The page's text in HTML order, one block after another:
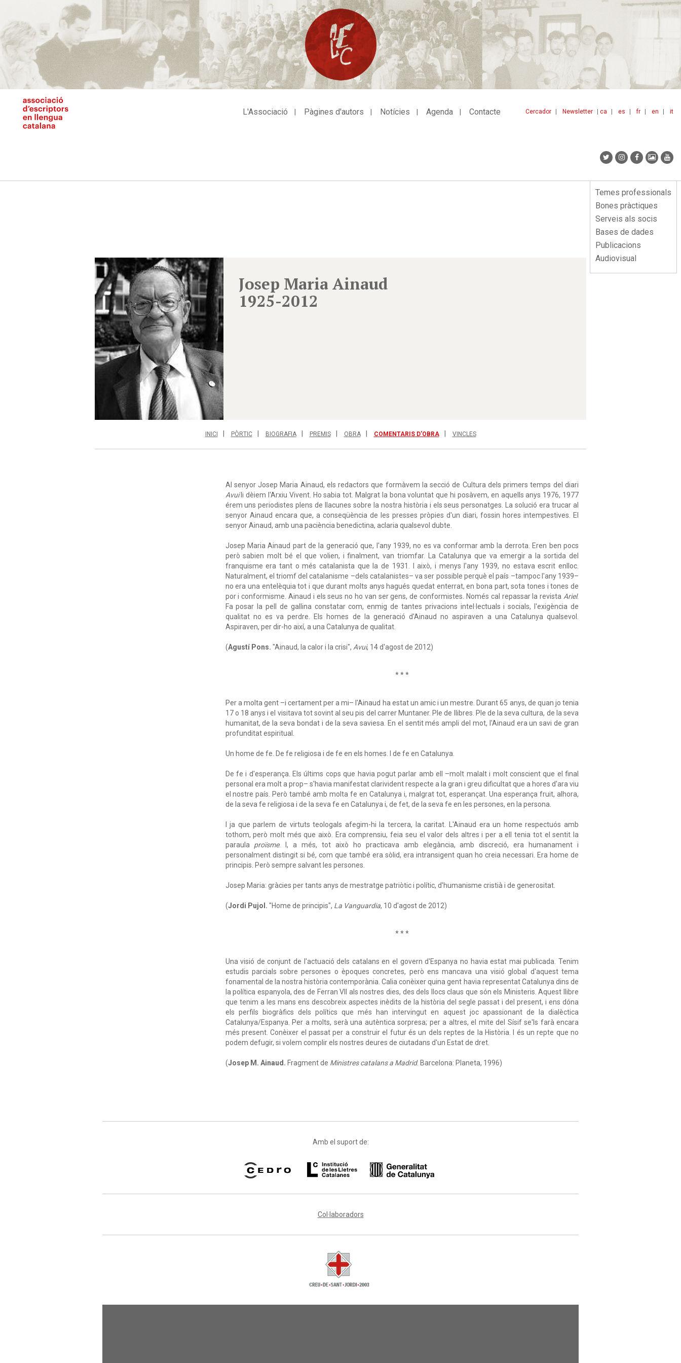
contingut
ca es fr en it
Cercador Newsletter
L'Associació Pàgines d'autors Notícies Agenda Contacte
Menu
lateral
Temes professionals
Bones pràctiques
Serveis als socis
Bases de dades
Publicacions
Audiovisual
Josep Maria Ainaud
1925-2012
INICI PÒRTIC BIOGRAFIA PREMIS OBRA COMENTARIS D'OBRA VINCLES
Al senyor Josep Maria Ainaud, els redactors que formàvem la secció de Cultura dels primers temps del diari
Avuili dèiem l'Arxiu Vivent. Ho sabia tot. Malgrat la bona voluntat que hi posàvem, en aquells anys 1976, 1977
érem uns periodistes plens de llacunes sobre la nostra història i els seus personatges. La solució era trucar al
senyor Ainaud encara que, a conseqüència de les presses pròpies d'un diari, fossin hores intempestives. El
senyor Ainaud, amb una paciència benedictina, aclaria qualsevol dubte.
Josep Maria Ainaud part de la generació que, l'any 1939, no es va conformar amb la derrota. Eren ben pocs
però sabien molt bé el que volien, i finalment, van triomfar. La Catalunya que va emergir a la sortida del
franquisme era tant o més catalanista que la de 1931. I això, i menys l'any 1939, no estava escrit enlloc.
Naturalment, el triomf del catalanisme –dels catalanistes– va ser possible perquè el país –tampoc l'any 1939–
no era una entelèquia tot i que durant molts anys hagués quedat enterrat, en bona part, sota tones i tones de
por i conformisme. Ainaud i els seus no ho van ser gens, de conformistes. Només cal repassar la revista Ariel.
Fa posar la pell de gallina constatar com, enmig de tantes privacions intel·lectuals i socials, l'exigència de
qualitat no es va perdre. Els homes de la generació d'Ainaud no aspiraven a una Catalunya qualsevol.
Aspiraven, per dir-ho així, a una Catalunya de qualitat.
(Agustí Pons. "Ainaud, la calor i la crisi", Avui, 14 d'agost de 2012)
* * *
Per a molta gent –i certament per a mi– l'Ainaud ha estat un amic i un mestre. Durant 65 anys, de quan jo tenia
17 o 18 anys i el visitava tot sovint al seu pis del carrer Muntaner. Ple de llibres. Ple de la seva cultura, de la seva
humanitat, de la seva bondat i de la seva saviesa. En el sentit més ampli del mot, l'Ainaud era un savi de gran
profunditat espiritual.
Un home de fe. De fe religiosa i de fe en els homes. I de fe en Catalunya.
De fe i d'esperança. Els últims cops que havia pogut parlar amb ell –molt malalt i molt conscient que el final
personal era molt a prop– s'havia manifestat clarivident respecte a la gran i greu dificultat que a hores d'ara viu
el nostre país. Però també amb molta fe en Catalunya i, malgrat tot, esperançat. Una esperança fruit, alhora,
de la seva fe religiosa i de la seva fe en Catalunya i, de fet, de la seva fe en les persones, en la persona.
I ja que parlem de virtuts teologals afegim-hi la tercera, la caritat. L'Ainaud era un home respectuós amb
tothom, però molt més que això. Era comprensiu, feia seu el valor dels altres i per a ell tenia tot el sentit la
paraula proïsme. I, a més, tot això ho practicava amb elegància, amb discreció, era humanament i
personalment distingit si bé, com que també era sòlid, era intransigent quan ho creia necessari. Era home de
principis. Però sempre salvant les persones.
Josep Maria: gràcies per tants anys de mestratge patriòtic i polític, d'humanisme cristià i de generositat.
(Jordi Pujol. "Home de principis", La Vanguardia, 10 d'agost de 2012)
* * *
Una visió de conjunt de l'actuació dels catalans en el govern d'Espanya no havia estat mai publicada. Tenim
estudis parcials sobre persones o èpoques concretes, però ens mancava una visió global d'aquest tema
fonamental de la nostra història contemporània. Calia conèixer quina gent havia representat Catalunya dins de
la política espanyola, des de Ferran VII als nostres dies, des dels llocs claus que són els Ministeris. Aquest llibre
que tenim a les mans ens descobreix aspectes inèdits de la història del segle passat i del present, i ens dóna
els perfils biogràfics dels polítics que més han intervingut en aquest joc apassionant de la dialèctica
Catalunya/Espanya. Per a molts, serà una autèntica sorpresa; per a altres, el mite del Sísif se'ls farà encara
més present. Conèixer el passat per a construir el futur és un dels reptes de la Història. I és un repte que no
podem defugir, si volem complir els nostres deures de ciutadans d'un Estat de dret.
(Josep M. Ainaud. Fragment de Ministres catalans a Madrid. Barcelona: Planeta, 1996)
Amb el suport de:
Col·laboradors